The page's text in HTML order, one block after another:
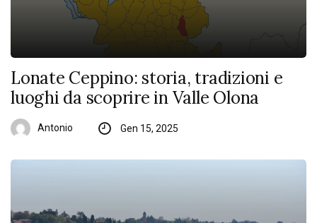
Lonate Ceppino: storia, tradizioni e
luoghi da scoprire in Valle Olona
Antonio Gen 15, 2025